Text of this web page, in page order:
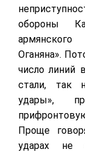
обороны
Оганяна».
число линий
стали, так
удары»,
Проще
ударах не